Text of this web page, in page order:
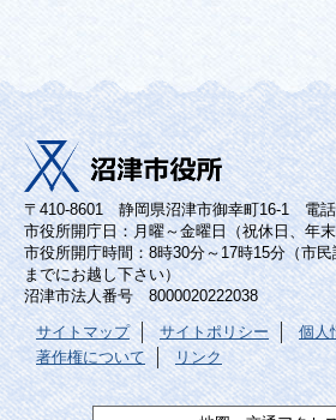
〒410-8601 静岡県沼津市御幸町16-1 電話
市役所開庁日：月曜～金曜日（祝休日、年
市役所開庁時間：8時30分～17時15分（市
までにお越し下さい）
沼津市法人番号 8000020222038
サイトマップ サイトポリシー
個人
著作権について
リンク